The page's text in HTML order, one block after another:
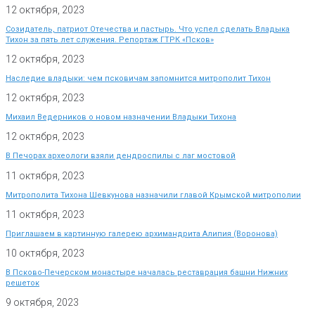
12 октября, 2023
Созидатель, патриот Отечества и пастырь. Что успел сделать Владыка
Тихон за пять лет служения. Репортаж ГТРК «Псков»
12 октября, 2023
Наследие владыки: чем псковичам запомнится митрополит Тихон
12 октября, 2023
Михаил Ведерников о новом назначении Владыки Тихона
12 октября, 2023
В Печорах археологи взяли дендроспилы с лаг мостовой
11 октября, 2023
Митрополита Тихона Шевкунова назначили главой Крымской митрополии
11 октября, 2023
Приглашаем в картинную галерею архимандрита Алипия (Воронова)
10 октября, 2023
В Псково-Печерском монастыре началась реставрация башни Нижних
решеток
9 октября, 2023